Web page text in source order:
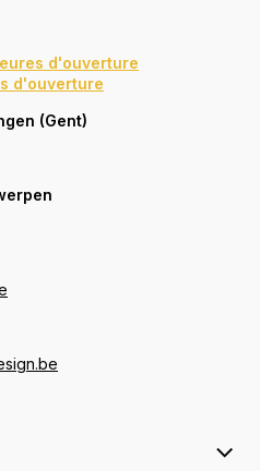
d'ouverture
d'ouverture
(Gent)